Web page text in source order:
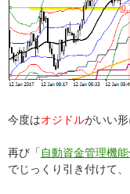
今度はオジドルがいい形
再び「自動資金管理機
でじっくり引き付けて、